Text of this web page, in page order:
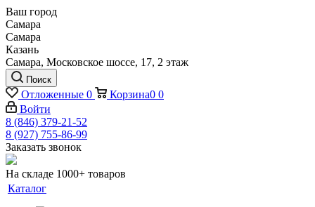
Ваш город
Самара
Самара
Казань
Самара, Московское шоссе, 17, 2 этаж
Поиск
Отложенные 0 Корзина0 0
Войти
8 (846) 379-21-52
8 (927) 755-86-99
Заказать звонок
На складе 1000+ товаров
Каталог